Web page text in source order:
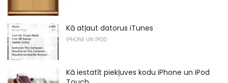
Kā atļaut datorus iTunes
IPHONE UN IPOD
Kā iestatīt piekļuves kodu iPhone un iPod